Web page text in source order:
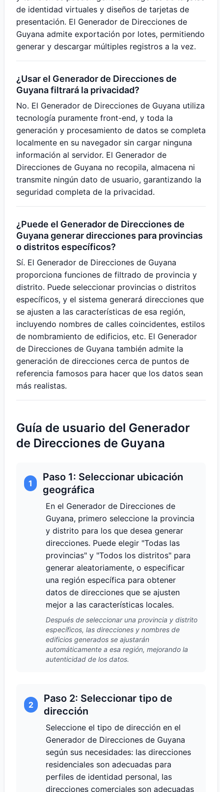
de identidad virtuales y diseños de tarjetas de
presentación. El Generador de Direcciones de
Guyana admite exportación por lotes, permitiendo
generar y descargar múltiples registros a la vez.
¿Usar el Generador de Direcciones de
Guyana filtrará la privacidad?
No. El Generador de Direcciones de Guyana utiliza
tecnología puramente front-end, y toda la
generación y procesamiento de datos se completa
localmente en su navegador sin cargar ninguna
información al servidor. El Generador de
Direcciones de Guyana no recopila, almacena ni
transmite ningún dato de usuario, garantizando la
seguridad completa de la privacidad.
¿Puede el Generador de Direcciones de
Guyana generar direcciones para provincias
o distritos específicos?
Sí. El Generador de Direcciones de Guyana
proporciona funciones de filtrado de provincia y
distrito. Puede seleccionar provincias o distritos
específicos, y el sistema generará direcciones que
se ajusten a las características de esa región,
incluyendo nombres de calles coincidentes, estilos
de nombramiento de edificios, etc. El Generador
de Direcciones de Guyana también admite la
generación de direcciones cerca de puntos de
referencia famosos para hacer que los datos sean
más realistas.
Guía de usuario del Generador
de Direcciones de Guyana
1
Paso 1: Seleccionar ubicación
geográfica
En el Generador de Direcciones de
Guyana, primero seleccione la provincia
y distrito para los que desea generar
direcciones. Puede elegir "Todas las
provincias" y "Todos los distritos" para
generar aleatoriamente, o especificar
una región específica para obtener
datos de direcciones que se ajusten
mejor a las características locales.
Después de seleccionar una provincia y distrito
específicos, las direcciones y nombres de
edificios generados se ajustarán
automáticamente a esa región, mejorando la
autenticidad de los datos.
2
Paso 2: Seleccionar tipo de
dirección
Seleccione el tipo de dirección en el
Generador de Direcciones de Guyana
según sus necesidades: las direcciones
residenciales son adecuadas para
perfiles de identidad personal, las
direcciones comerciales son adecuadas